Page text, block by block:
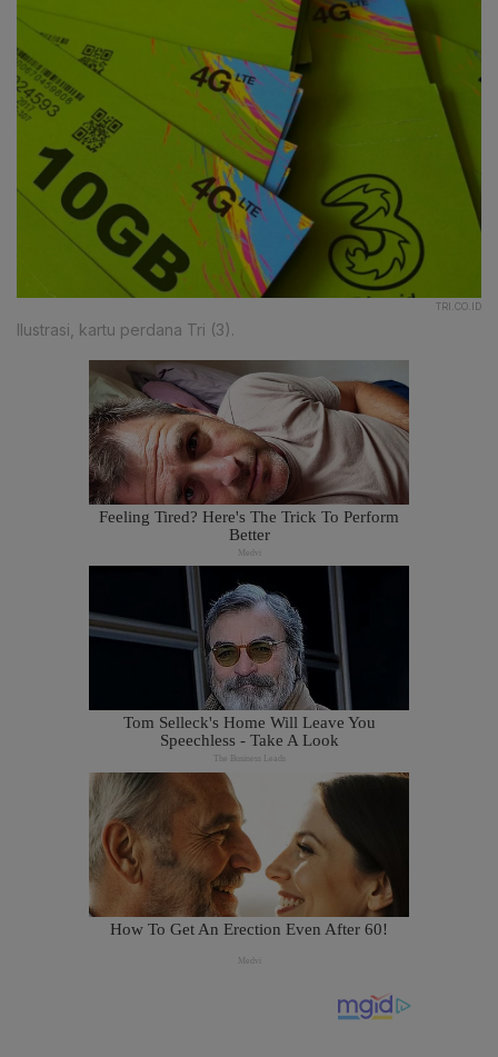
TRI.CO.ID
Ilustrasi, kartu perdana Tri (3).